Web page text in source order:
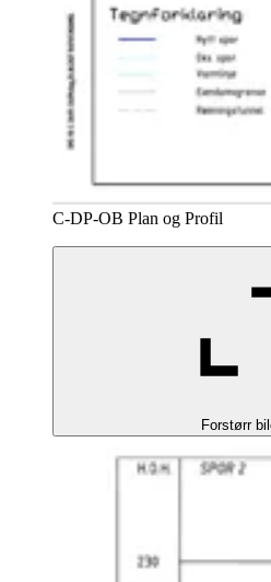
C-DP-OB Plan og Profil
Forstørr